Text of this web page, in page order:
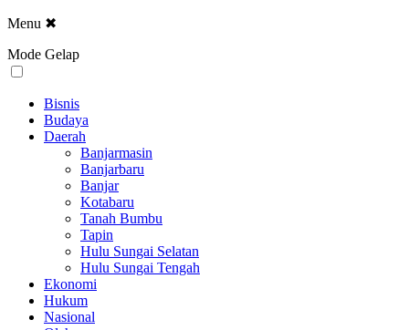
Menu ✖
Mode Gelap
Bisnis
Budaya
Daerah
Banjarmasin
Banjarbaru
Banjar
Kotabaru
Tanah Bumbu
Tapin
Hulu Sungai Selatan
Hulu Sungai Tengah
Ekonomi
Hukum
Nasional